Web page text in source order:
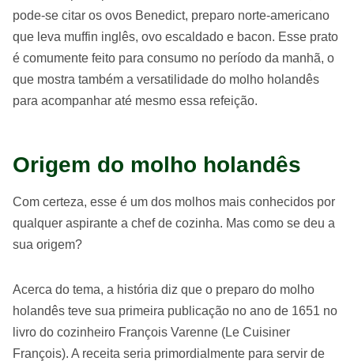
pode-se citar os ovos Benedict, preparo norte-americano
que leva muffin inglês, ovo escaldado e bacon. Esse prato
é comumente feito para consumo no período da manhã, o
que mostra também a versatilidade do molho holandês
para acompanhar até mesmo essa refeição.
Origem do molho holandês
Com certeza, esse é um dos molhos mais conhecidos por
qualquer aspirante a chef de cozinha. Mas como se deu a
sua origem?
Acerca do tema, a história diz que o preparo do molho
holandês teve sua primeira publicação no ano de 1651 no
livro do cozinheiro François Varenne (Le Cuisiner
François). A receita seria primordialmente para servir de